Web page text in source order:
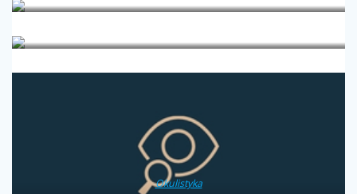
Okulistyka